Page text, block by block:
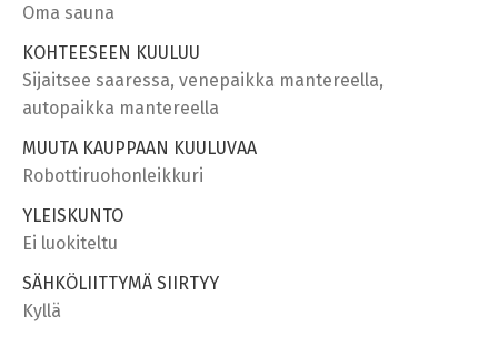
Oma sauna
KOHTEESEEN KUULUU
Sijaitsee saaressa, venepaikka mantereella,
autopaikka mantereella
MUUTA KAUPPAAN KUULUVAA
Robottiruohonleikkuri
YLEISKUNTO
Ei luokiteltu
SÄHKÖLIITTYMÄ SIIRTYY
Kyllä